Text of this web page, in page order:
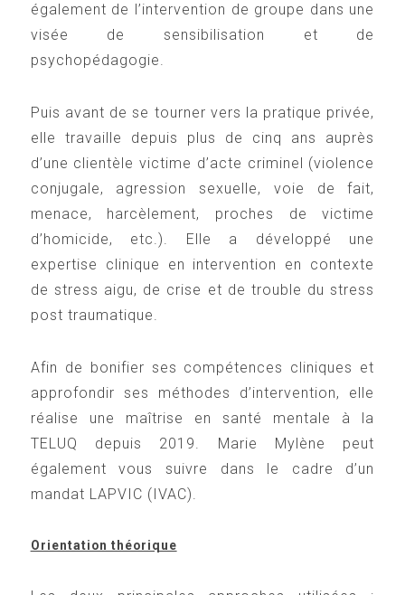
également de l’intervention de groupe dans une
visée de sensibilisation et de
psychopédagogie.
Puis avant de se tourner vers la pratique privée,
elle travaille depuis plus de cinq ans auprès
d’une clientèle victime d’acte criminel (violence
conjugale, agression sexuelle, voie de fait,
menace, harcèlement, proches de victime
d’homicide, etc.). Elle a développé une
expertise clinique en intervention en contexte
de stress aigu, de crise et de trouble du stress
post traumatique.
Afin de bonifier ses compétences cliniques et
approfondir ses méthodes d’intervention, elle
réalise une maîtrise en santé mentale à la
TELUQ depuis 2019. Marie Mylène peut
également vous suivre dans le cadre d’un
mandat LAPVIC (IVAC).
Orientation théorique